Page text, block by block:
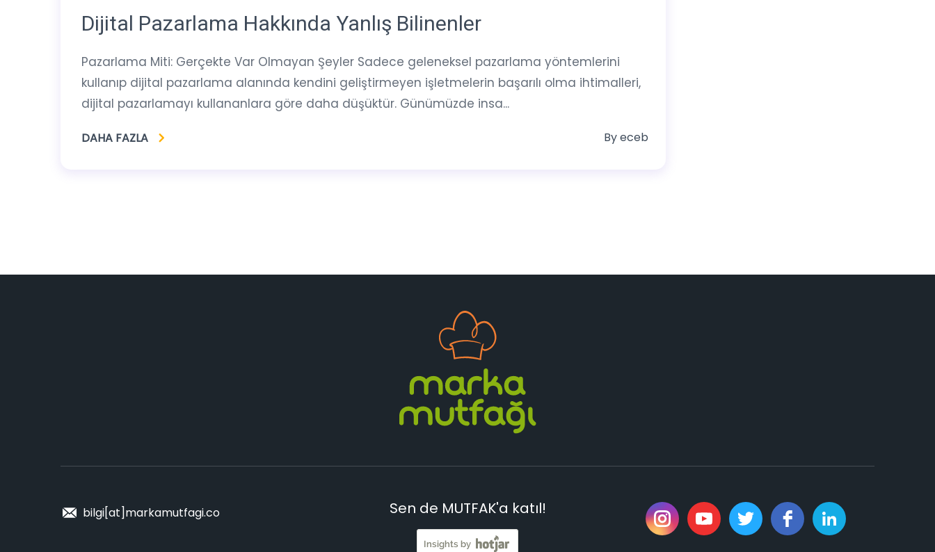
Dijital Pazarlama Hakkında Yanlış Bilinenler
Pazarlama Miti: Gerçekte Var Olmayan Şeyler Sadece geleneksel pazarlama yöntemlerini
kullanıp dijital pazarlama alanında kendini geliştirmeyen işletmelerin başarılı olma ihtimalleri,
dijital pazarlamayı kullananlara göre daha düşüktür. Günümüzde insa...
DAHA FAZLA Byeceb
bilgi[at]markamutfagi.co Sen de MUTFAK'a katıl!